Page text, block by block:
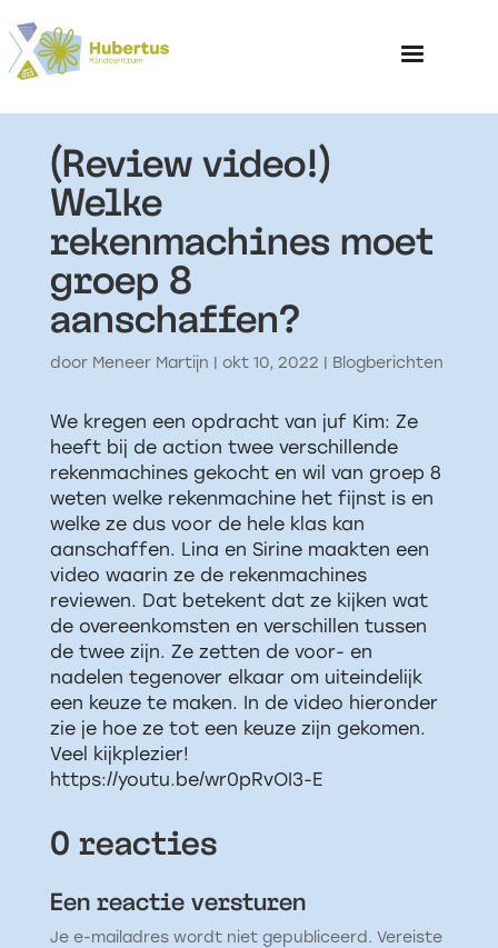
Over het
(Review video!)
Welke
rekenmachines moet
groep 8
aanschaffen?
door Meneer Martijn | okt 10, 2022 | Blogberichten
We kregen een opdracht van juf Kim: Ze
heeft bij de action twee verschillende
rekenmachines gekocht en wil van groep 8
weten welke rekenmachine het fijnst is en
welke ze dus voor de hele klas kan
aanschaffen. Lina en Sirine maakten een
video waarin ze de rekenmachines
reviewen. Dat betekent dat ze kijken wat
de overeenkomsten en verschillen tussen
de twee zijn. Ze zetten de voor- en
nadelen tegenover elkaar om uiteindelijk
een keuze te maken. In de video hieronder
zie je hoe ze tot een keuze zijn gekomen.
Veel kijkplezier!
https://youtu.be/wr0pRvOI3-E
0 reacties
Een reactie versturen
Je e-mailadres wordt niet gepubliceerd. Vereiste